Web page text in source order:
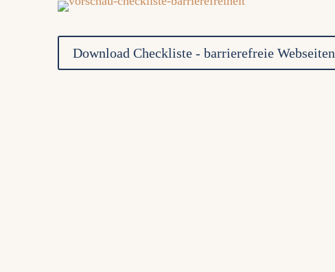
Download Checkliste - barrierefreie Webseiten